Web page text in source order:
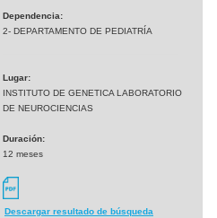
Dependencia:
2- DEPARTAMENTO DE PEDIATRÍA
Lugar:
INSTITUTO DE GENETICA LABORATORIO
DE NEUROCIENCIAS
Duración:
12 meses
Descargar resultado de búsqueda